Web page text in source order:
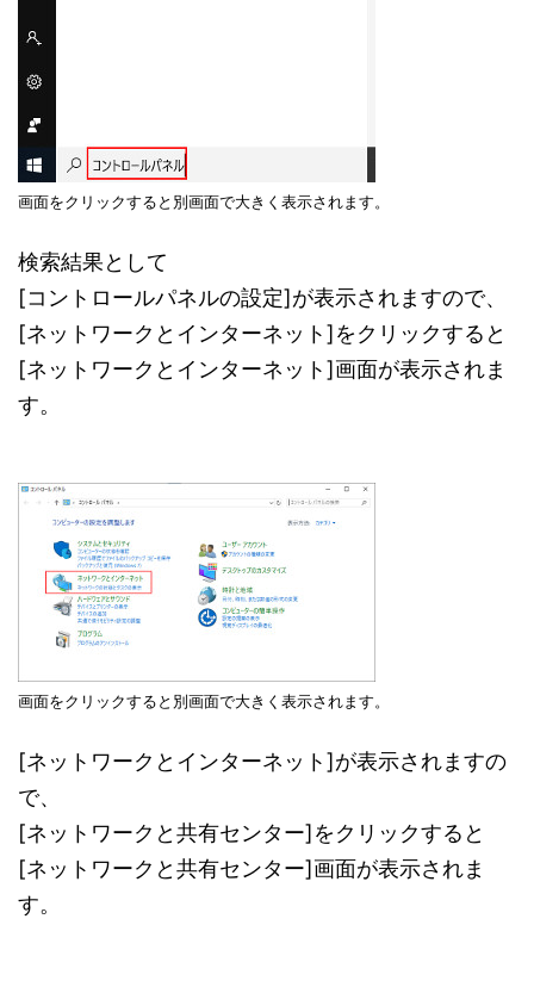
画面をクリックすると別画面で大きく表示されます。
検索結果として
[コントロールパネルの設定]が表示されますので、
[ネットワークとインターネット]をクリックすると
[ネットワークとインターネット]画面が表示されま
す。
画面をクリックすると別画面で大きく表示されます。
[ネットワークとインターネット]が表示されますの
で、
[ネットワークと共有センター]をクリックすると
[ネットワークと共有センター]画面が表示されま
す。